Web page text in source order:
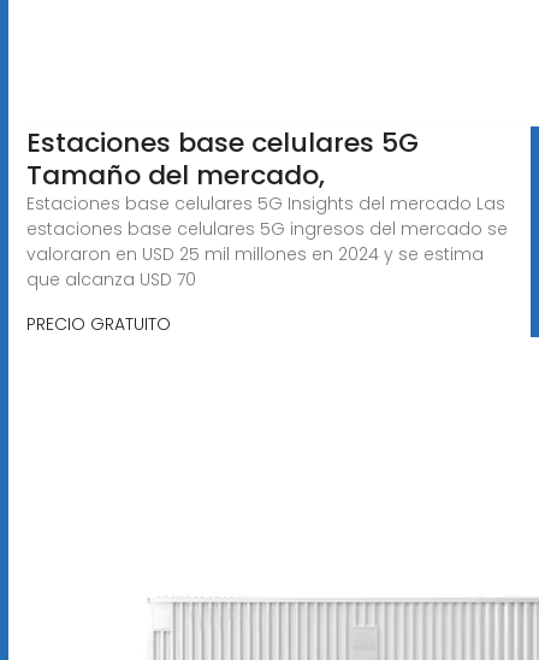
Estaciones base celulares 5G
Tamaño del mercado,
Estaciones base celulares 5G Insights del mercado Las
estaciones base celulares 5G ingresos del mercado se
valoraron en USD 25 mil millones en 2024 y se estima
que alcanza USD 70
PRECIO GRATUITO